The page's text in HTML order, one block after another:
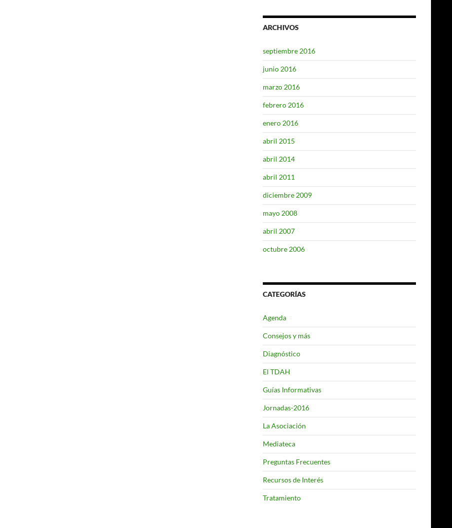
ARCHIVOS
septiembre 2016
junio 2016
marzo 2016
febrero 2016
enero 2016
abril 2015
abril 2014
abril 2011
diciembre 2009
mayo 2008
abril 2007
octubre 2006
CATEGORÍAS
Agenda
Consejos y más
Diagnóstico
El TDAH
Guías Informativas
Jornadas-2016
La Asociación
Mediateca
Preguntas Frecuentes
Recursos de Interés
Tratamiento